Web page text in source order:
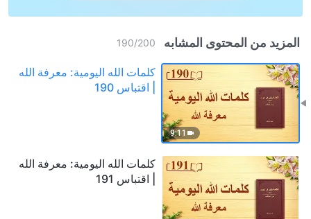
المزيد من المحتوى المشابه 190/200
9:11
كلمات الله اليومية: معرفة الله
| اقتباس 190
كلمات الله اليومية: معرفة الله
| اقتباس 191